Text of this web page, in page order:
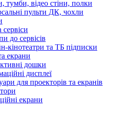
тумби, відео стіни, полки
пульти ДК, чохли
до сервісів
кінотеатри та ТБ підписки
екрани
дошки
дисплеї
для проекторів та екранів
екрани